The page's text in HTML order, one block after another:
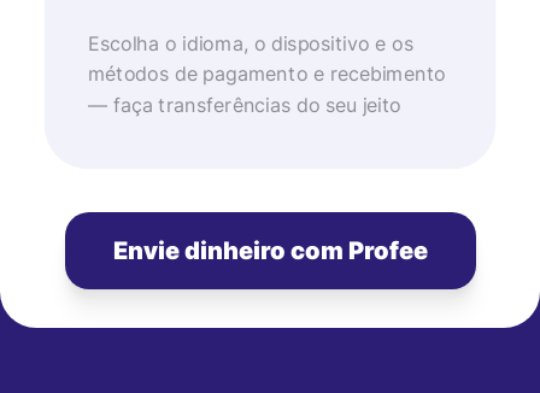
Escolha o idioma, o dispositivo e os
métodos de pagamento e recebimento
— faça transferências do seu jeito
Envie dinheiro com Profee